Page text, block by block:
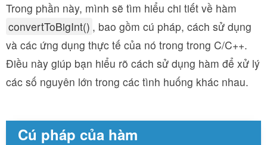
Trong phần này, mình sẽ tìm hiểu chi tiết về hàm
convertToBigInt() , bao gồm cú pháp, cách sử dụng
và các ứng dụng thực tế của nó trong trong C/C++.
Điều này giúp bạn hiểu rõ cách sử dụng hàm để xử lý
các số nguyên lớn trong các tình huống khác nhau.
Cú pháp của hàm